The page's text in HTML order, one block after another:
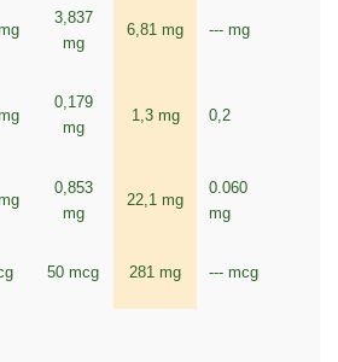
3,837
mg
6,81 mg --- mg
0,179
mg
1,3 mg 0,2
0,853
mg
22,1 mg
0.060
mg
50 mcg 281 mg --- mcg